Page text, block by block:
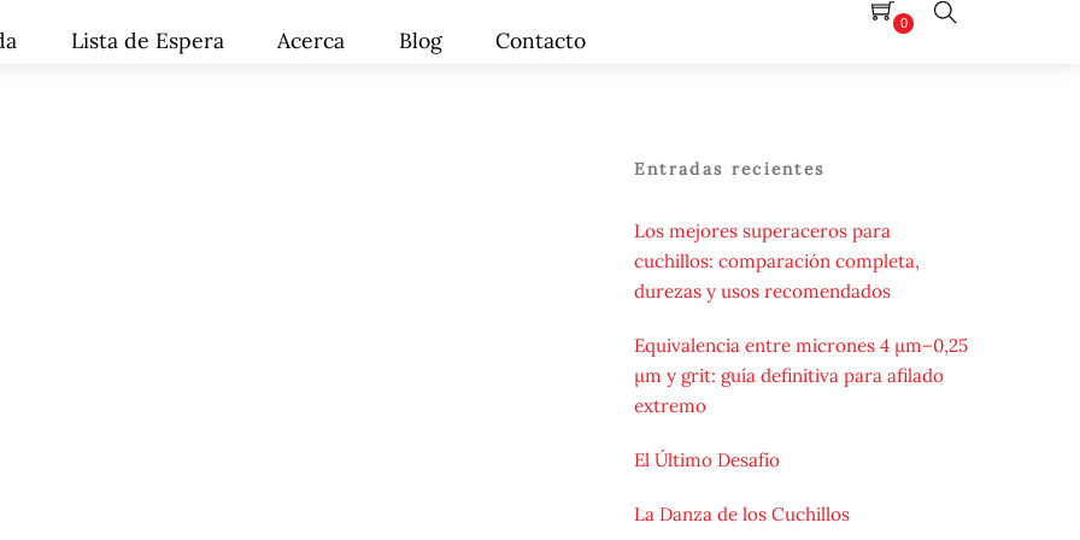
0
Lista de Espera Acerca Blog Contacto
Entradas recientes
Los mejores superaceros para
cuchillos: comparación completa,
durezas y usos recomendados
Equivalencia entre micrones 4 µm–0,25
µm y grit: guía definitiva para afilado
extremo
El Último Desafío
La Danza de los Cuchillos